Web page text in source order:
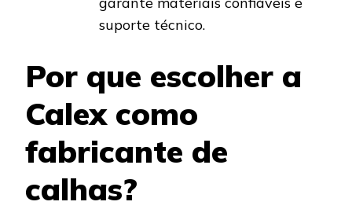
suporte técnico.
Por que escolher a
Calex como
fabricante de
calhas?